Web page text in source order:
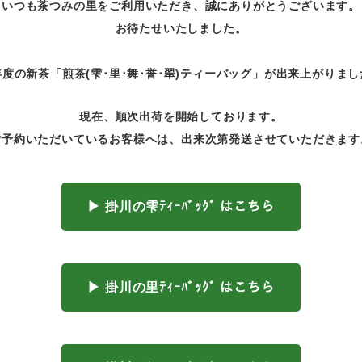
いつも茶つみの里をご利用いただき、誠にありがとうございます。
お待たせいたしました。
の新茶「煎茶(雫･里･舞･誉･翠)ティーバッグ」が出来上がりま
現在、順次出荷を開始しております。
約いただいているお客様へは、出来次第発送させていただきま
▶ 掛川の雫ﾃｨｰﾊﾞｯｸﾞ はこちら
▶ 掛川の里ﾃｨｰﾊﾞｯｸﾞ はこちら